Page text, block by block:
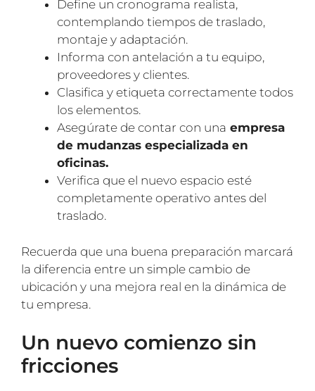
Define un cronograma realista,
contemplando tiempos de traslado,
montaje y adaptación.
Informa con antelación a tu equipo,
proveedores y clientes.
Clasifica y etiqueta correctamente todos
los elementos.
Asegúrate de contar con una empresa
de mudanzas especializada en
oficinas.
Verifica que el nuevo espacio esté
completamente operativo antes del
traslado.
Recuerda que una buena preparación marcará
la diferencia entre un simple cambio de
ubicación y una mejora real en la dinámica de
tu empresa.
Un nuevo comienzo sin
fricciones